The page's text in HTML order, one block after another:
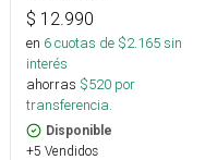
$ 12.990
en 6cuotas de $2.165sin
interés
ahorras $520 por
transferencia.
Disponible
+5 Vendidos